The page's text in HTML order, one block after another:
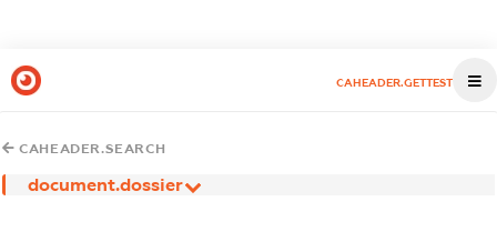
CAHEADER.GETTEST
CAHEADER.SEARCH
document.dossier